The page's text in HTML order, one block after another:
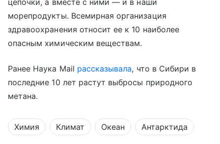
морепродукты. Всемирная организация
здравоохранения относит ее к 10 наиболее
опасным химическим веществам.
Ранее Наука Mail рассказывала, что в Сибири в
последние 10 лет растут выбросы природного
метана.
Химия Климат Океан Антарктида